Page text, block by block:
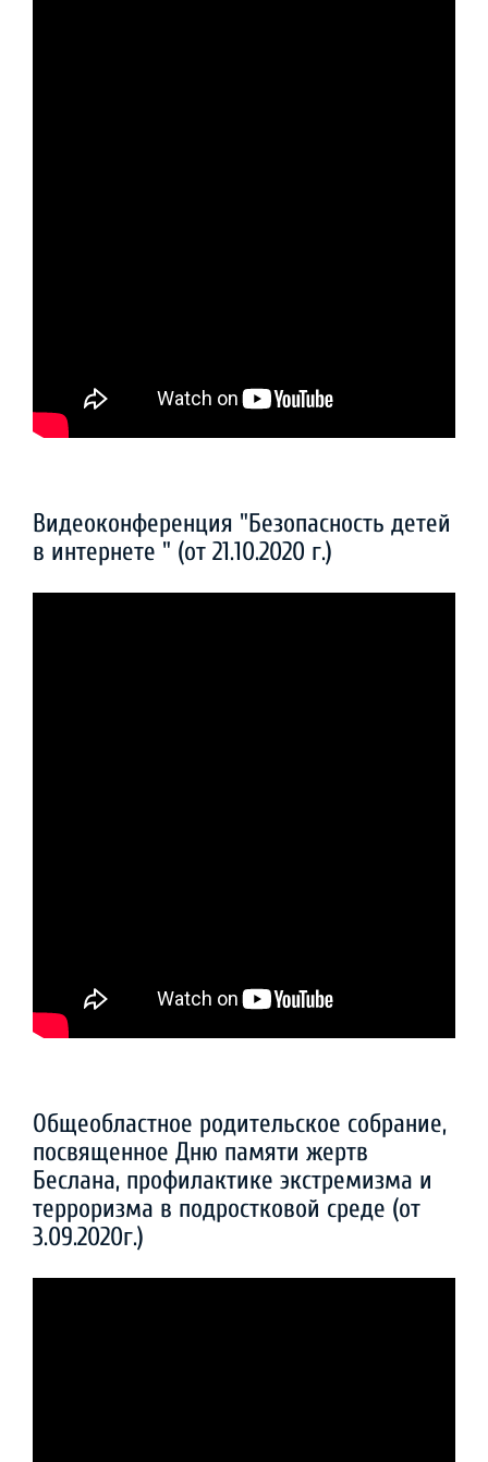
Видеоконференция "Безопасность детей
в интернете " (от 21.10.2020 г.)
Общеобластное родительское собрание,
посвященное Дню памяти жертв
Беслана, профилактике экстремизма и
терроризма в подростковой среде (от
3.09.2020г.)